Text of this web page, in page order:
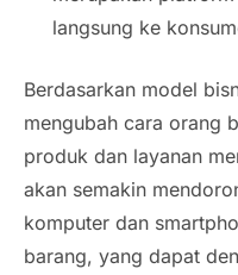
langsung ke
Berdasarkan model
mengubah cara orang
produk dan layanan
akan semakin
komputer dan
barang, yang dapat